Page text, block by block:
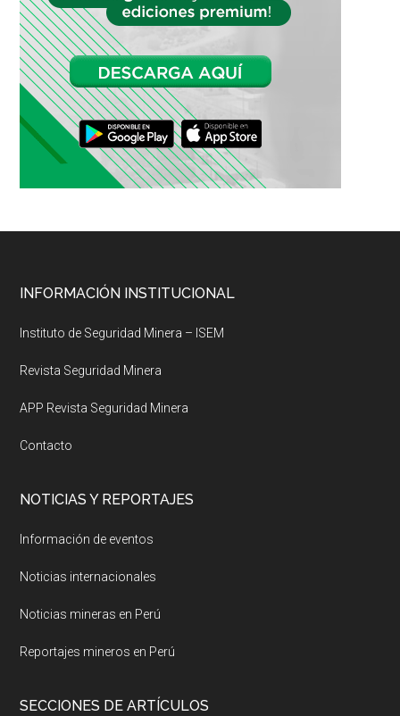
Footer
INFORMACIÓN INSTITUCIONAL
Instituto de Seguridad Minera – ISEM
Revista Seguridad Minera
APP Revista Seguridad Minera
Contacto
NOTICIAS Y REPORTAJES
Información de eventos
Noticias internacionales
Noticias mineras en Perú
Reportajes mineros en Perú
SECCIONES DE ARTÍCULOS